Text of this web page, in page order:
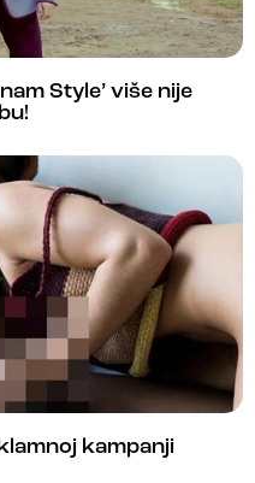
Style’ više nije
kampanji